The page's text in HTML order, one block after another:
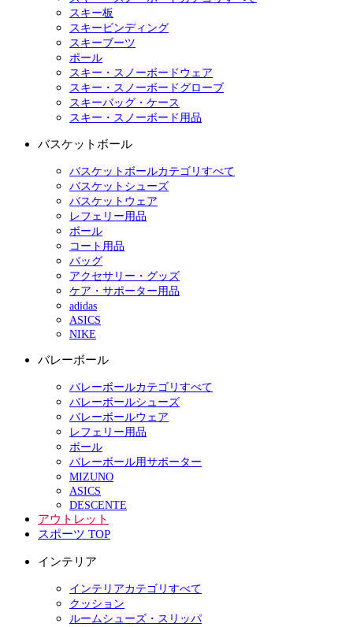
スキー板
スキービンディング
スキーブーツ
ポール
スキー・スノーボードウェア
スキー・スノーボードグローブ
スキーバッグ・ケース
スキー・スノーボード用品
バスケットボール
バスケットボールカテゴリすべて
バスケットシューズ
バスケットウェア
レフェリー用品
ボール
コート用品
バッグ
アクセサリー・グッズ
ケア・サポーター用品
adidas
ASICS
NIKE
バレーボール
バレーボールカテゴリすべて
バレーボールシューズ
バレーボールウェア
レフェリー用品
ボール
バレーボール用サポーター
MIZUNO
ASICS
DESCENTE
アウトレット
スポーツ TOP
インテリア
インテリアカテゴリすべて
クッション
ルームシューズ・スリッパ